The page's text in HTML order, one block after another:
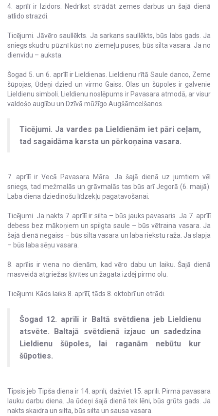
4. aprīlī ir Izidors. Nedrīkst strādāt zemes darbus un šajā dienā
atlido strazdi.
Ticējumi. Jāvēro saullēkts. Ja sarkans saullēkts, būs labs gads. Ja
sniegs skudru pūznī kūst no ziemeļu puses, būs silta vasara. Ja no
dienvidu – auksta.
Šogad 5. un 6. aprīlī ir Lieldienas. Lieldienu rītā Saule danco, Zeme
šūpojas, Ūdeņi dzied un virmo Gaiss. Olas un šūpoles ir galvenie
Lieldienu simboli. Lieldienu noslēpums ir Pavasara atmodā, ar visur
valdošo auglību un Dzīvā mūžīgo Augšāmcelšanos.
Ticējumi. Ja vardes pa Lieldienām iet pāri ceļam,
tad sagaidāma karsta un pērkoņaina vasara.
7. aprīlī ir Vecā Pavasara Māra. Ja šajā dienā uz jumtiem vēl
sniegs, tad mežmalās un grāvmalās tas būs arī Jegorā (6. maijā).
Laba diena dziedinošu līdzekļu pagatavošanai.
Ticējumi. Ja nakts 7. aprīlī ir silta – būs jauks pavasaris. Ja 7. aprīlī
debess bez mākoņiem un spilgta saule – būs vētraina vasara. Ja
šajā dienā negaiss – būs silta vasara un laba riekstu raža. Ja slapja
– būs laba sēņu vasara.
8. aprīlis ir viena no dienām, kad vēro dabu un laiku. Šajā dienā
masveidā atgriežas ķīvītes un žagata izdēj pirmo olu.
Ticējumi. Kāds laiks 8. aprīlī, tāds 8. oktobrī un otrādi.
Šogad 12. aprīlī ir Baltā svētdiena jeb Lieldienu
atsvēte. Baltajā svētdienā izjauc un sadedzina
Lieldienu šūpoles, lai raganām nebūtu kur
šūpoties.
Tipsis jeb Tipša diena ir 14. aprīlī, dažviet 15. aprīlī. Pirmā pavasara
lauku darbu diena. Ja ūdeņi šajā dienā tek lēni, būs grūts gads. Ja
nakts skaidra un silta, būs silta un sausa vasara.